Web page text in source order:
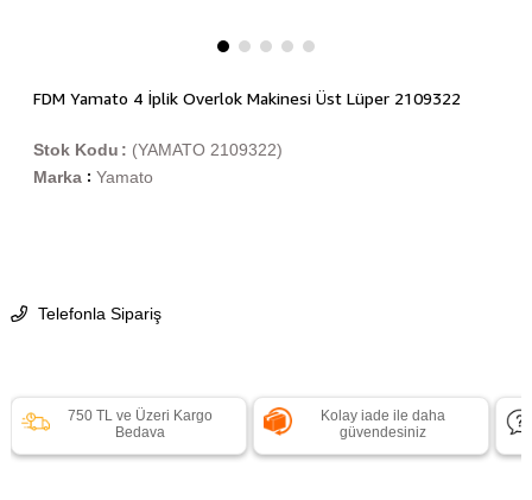
FDM Yamato 4 İplik Overlok Makinesi Üst Lüper 2109322
(YAMATO 2109322)
Stok Kodu
Marka : Yamato
Telefonla Sipariş
750 TL ve Üzeri Kargo
Bedava
Kolay iade ile daha
güvendesiniz